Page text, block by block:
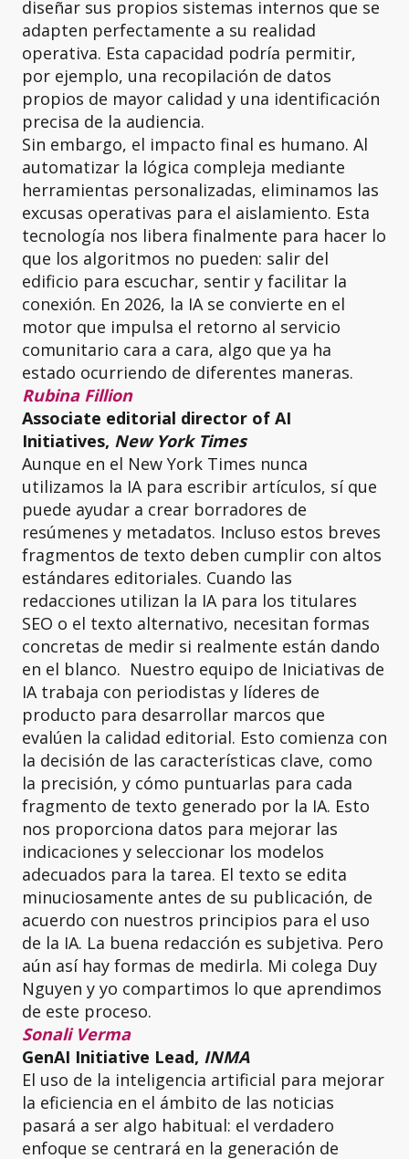
diseñar sus propios sistemas internos que se
adapten perfectamente a su realidad
operativa. Esta capacidad podría permitir,
por ejemplo, una recopilación de datos
propios de mayor calidad y una identificación
precisa de la audiencia.
Sin embargo, el impacto final es humano. Al
automatizar la lógica compleja mediante
herramientas personalizadas, eliminamos las
excusas operativas para el aislamiento. Esta
tecnología nos libera finalmente para hacer lo
que los algoritmos no pueden: salir del
edificio para escuchar, sentir y facilitar la
conexión. En 2026, la IA se convierte en el
motor que impulsa el retorno al servicio
comunitario cara a cara, algo que ya ha
estado ocurriendo de diferentes maneras.
Rubina Fillion
Associate editorial director of AI
Initiatives, New York Times
Aunque en el New York Times nunca
utilizamos la IA para escribir artículos, sí que
puede ayudar a crear borradores de
resúmenes y metadatos. Incluso estos breves
fragmentos de texto deben cumplir con altos
estándares editoriales. Cuando las
redacciones utilizan la IA para los titulares
SEO o el texto alternativo, necesitan formas
concretas de medir si realmente están dando
en el blanco. Nuestro equipo de Iniciativas de
IA trabaja con periodistas y líderes de
producto para desarrollar marcos que
evalúen la calidad editorial. Esto comienza con
la decisión de las características clave, como
la precisión, y cómo puntuarlas para cada
fragmento de texto generado por la IA. Esto
nos proporciona datos para mejorar las
indicaciones y seleccionar los modelos
adecuados para la tarea. El texto se edita
minuciosamente antes de su publicación, de
acuerdo con nuestros principios para el uso
de la IA. La buena redacción es subjetiva. Pero
aún así hay formas de medirla. Mi colega Duy
Nguyen y yo compartimos lo que aprendimos
de este proceso.
Sonali Verma
GenAI Initiative Lead, INMA
El uso de la inteligencia artificial para mejorar
la eficiencia en el ámbito de las noticias
pasará a ser algo habitual: el verdadero
enfoque se centrará en la generación de